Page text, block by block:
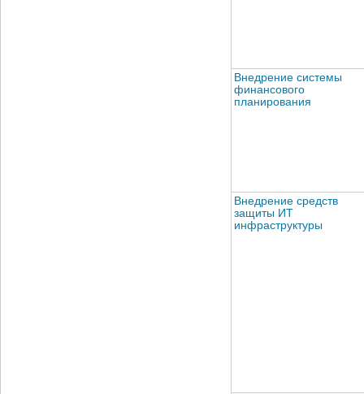
Внедрение системы
финансового
планирования
Внедрение средств
защиты ИТ
инфраструктуры